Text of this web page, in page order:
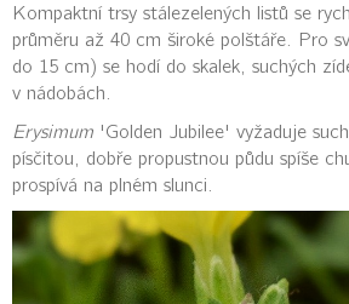
Kompaktní trsy stálezelených listů se
průměru až 40 cm široké polštáře. Pro
do 15 cm) se hodí do skalek, suchých
v nádobách.
Erysimum 'Golden Jubilee' vyžaduje
písčitou, dobře propustnou půdu spíše
prospívá na plném slunci.